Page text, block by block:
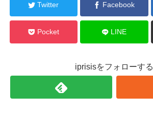
Twitter Facebook
Pocket LINE
iprisisをフォローする